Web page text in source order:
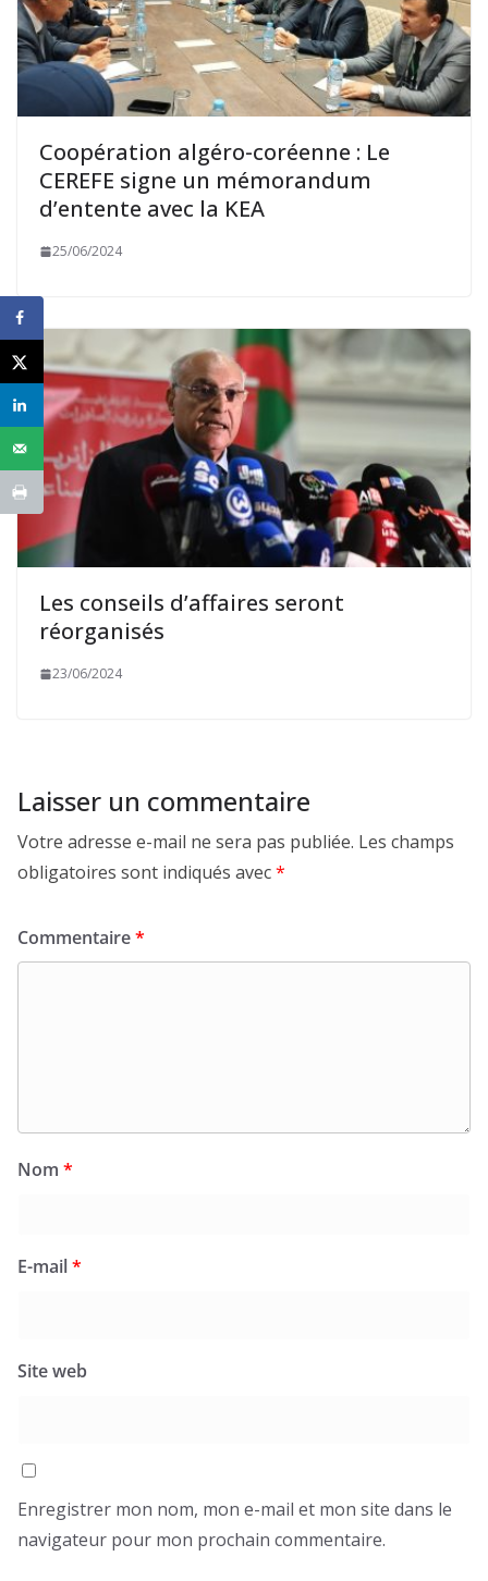
Coopération algéro-coréenne : Le
CEREFE signe un mémorandum
d’entente avec la KEA
25/06/2024
Les conseils d’affaires seront
réorganisés
23/06/2024
Laisser un commentaire
Votre adresse e-mail ne sera pas publiée. Les champs
obligatoires sont indiqués avec*
Commentaire*
Nom *
E-mail*
Site web
Enregistrer mon nom, mon e-mail et mon site dans le
navigateur pour mon prochain commentaire.